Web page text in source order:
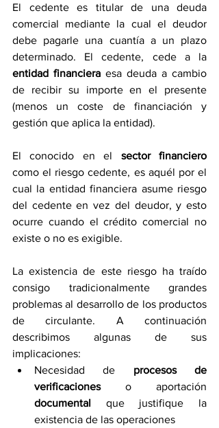
El cedente es titular de una deuda
comercial mediante la cual el deudor
debe pagarle una cuantía a un plazo
entidad financiera esa deuda a cambio
de recibir su importe en el presente
(menos un coste de financiación y
gestión que aplica la entidad).
El conocido en el sector financiero
como el riesgo cedente, es aquél por el
cual la entidad financiera asume riesgo
del cedente en vez del deudor, y esto
ocurre cuando el crédito comercial no
existe o no es exigible.
La existencia de este riesgo ha traído
consigo tradicionalmente grandes
problemas al desarrollo de los productos
de circulante. A continuación
describimos algunas de sus
implicaciones:
Necesidad de procesos de
verificaciones
documental que justifique la
existencia de las operaciones